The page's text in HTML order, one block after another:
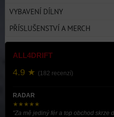
VYBAVENÍ DÍLNY
PŘÍSLUŠENSTVÍ A MERCH
ALL4DRIFT
4.9 ★ (182 recenzí)
RADAR
★★★★★
"Za mě jediný fér a top obchod skrze